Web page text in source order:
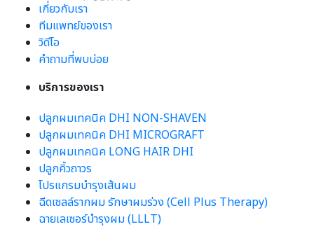
เกี่ยวกับเรา
ทีมแพทย์ของเรา
วิดีโอ
คำถามที่พบบ่อย
บริการของเรา
ปลูกผมเทคนิค DHI NON-SHAVEN
ปลูกผมเทคนิค DHI MICROGRAFT
ปลูกผมเทคนิค LONG HAIR DHI
ปลูกคิ้วถาวร
โปรแกรมบำรุงเส้นผม
ฉีดเซลล์รากผม รักษาผมร่วง (Cell Plus Therapy)
ฉายเลเซอร์บำรุงผม (LLLT)